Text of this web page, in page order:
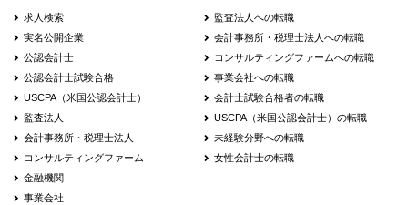
求人検索
実名公開企業
公認会計士
公認会計士試験合格
USCPA（米国公認会計士）
監査法人
会計事務所・税理士法人
コンサルティングファーム
金融機関
事業会社
監査法人への転職
会計事務所・税理士法人への転職
コンサルティングファームへの転職
事業会社への転職
会計士試験合格者の転職
USCPA（米国公認会計士）の転職
未経験分野への転職
女性会計士の転職